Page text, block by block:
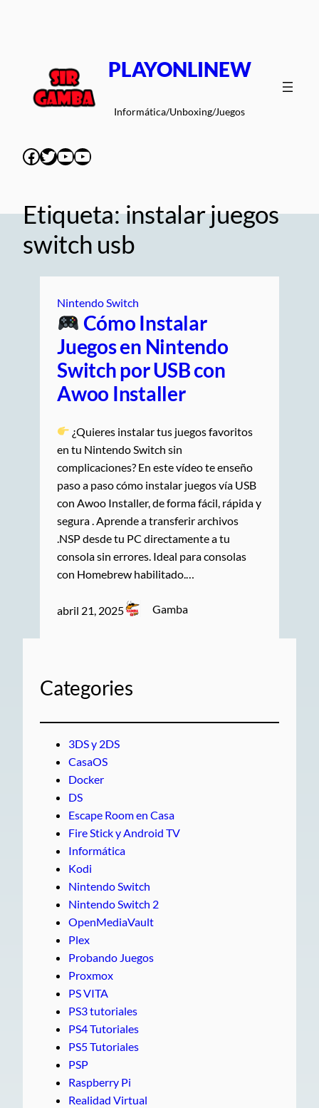
PLAYONLINEW
Informática/Unboxing/Juegos
Facebook
Twitter
YouTube
YouTube
Etiqueta:instalar juegos
switch usb
Nintendo Switch
Cómo Instalar
Juegos en Nintendo
Switch por USB con
Awoo Installer
¿Quieres instalar tus juegos favoritos
en tu Nintendo Switch sin
complicaciones? En este vídeo te enseño
paso a paso cómo instalar juegos vía USB
con Awoo Installer, de forma fácil, rápida y
segura . Aprende a transferir archivos
.NSP desde tu PC directamente a tu
consola sin errores. Ideal para consolas
con Homebrew habilitado.…
abril 21, 2025 Gamba
Categories
3DS y 2DS
CasaOS
Docker
DS
Escape Room en Casa
Fire Stick y Android TV
Informática
Kodi
Nintendo Switch
Nintendo Switch 2
OpenMediaVault
Plex
Probando Juegos
Proxmox
PS VITA
PS3 tutoriales
PS4 Tutoriales
PS5 Tutoriales
PSP
Raspberry Pi
Realidad Virtual